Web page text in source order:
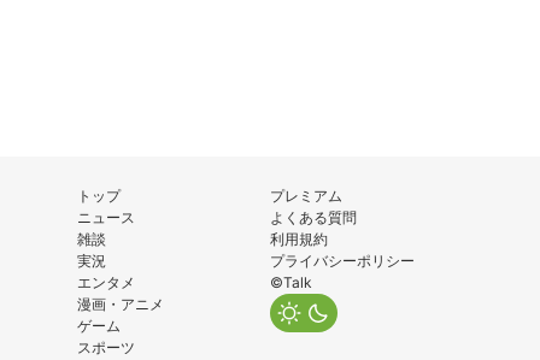
トップ
ニュース
雑談
実況
エンタメ
漫画・アニメ
ゲーム
スポーツ
プレミアム
よくある質問
利用規約
プライバシーポリシー
©Talk